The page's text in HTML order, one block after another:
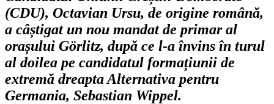
(CDU), Octavian Ursu, de origine română,
a câștigat un nou mandat de primar al
orașului Görlitz, după ce l-a învins în turul
al doilea pe candidatul formațiunii de
extremă dreapta Alternativa pentru
Germania, Sebastian Wippel.